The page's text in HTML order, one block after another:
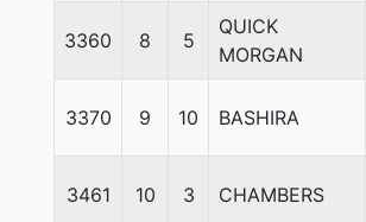
3360 8 5
QUICK
MORGAN
3370 9 10 BASHIRA
3461 10 3 CHAMBERS